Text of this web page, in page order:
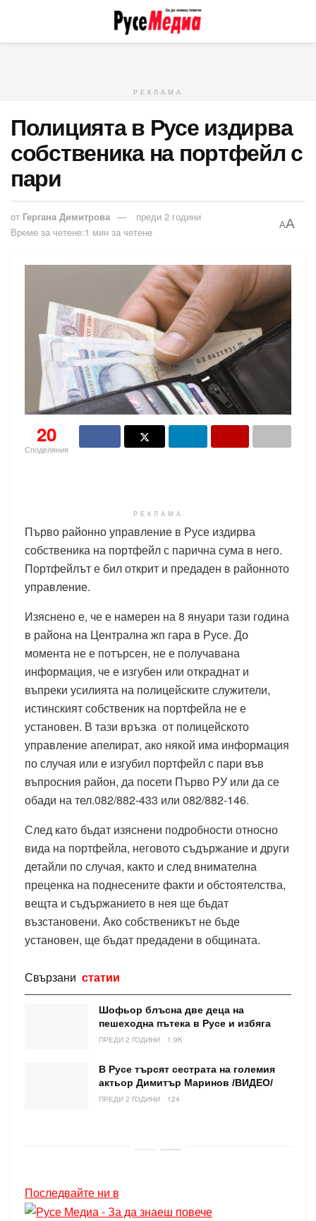
РЕКЛАМА
Полицията в Русе издирва
собственика на портфейл с
пари
от Гергана Димитрова
преди 2 години
Време за четене:1 мин за четене
AA
20
Споделяния
РЕКЛАМА
Първо районно управление в Русе издирва
собственика на портфейл с парична сума в него.
Портфейлът е бил открит и предаден в районното
управление.
Изяснено е, че е намерен на 8 януари тази година
в района на Централна жп гара в Русе. До
момента не е потърсен, не е получавана
информация, че е изгубен или откраднат и
въпреки усилията на полицейските служители,
истинският собственик на портфейла не е
установен. В тази връзка от полицейското
управление апелират, ако някой има информация
по случая или е изгубил портфейл с пари във
въпросния район, да посети Първо РУ или да се
обади на тел.082/882-433 или 082/882-146.
След като бъдат изяснени подробности относно
вида на портфейла, неговото съдържание и други
детайли по случая, както и след внимателна
преценка на поднесените факти и обстоятелства,
вещта и съдържанието в нея ще бъдат
възстановени. Ако собственикът не бъде
установен, ще бъдат предадени в общината.
Свързани статии
Шофьор блъсна две деца на
пешеходна пътека в Русе и избяга
ПРЕДИ 2 ГОДИНИ 1.9K
В Русе търсят сестрата на големия
актьор Димитър Маринов /ВИДЕО/
ПРЕДИ 2 ГОДИНИ 124
Последвайте ни в